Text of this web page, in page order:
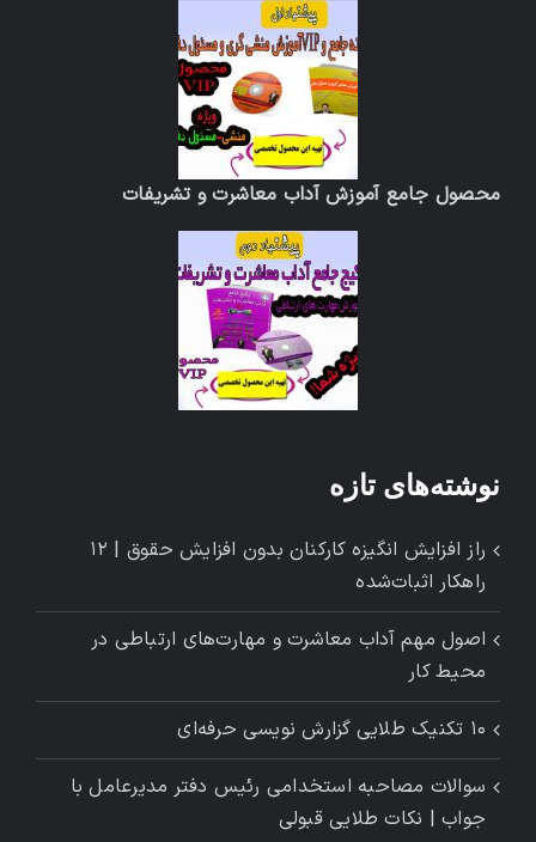
محصول جامع آموزش آداب معاشرت و تشریفات
نوشته‌های تازه
راز افزایش انگیزه کارکنان بدون افزایش حقوق | ۱۲
راهکار اثبات‌شده
اصول مهم آداب معاشرت و مهارت‌های ارتباطی در
محیط کار
۱۰ تکنیک طلایی گزارش ‌نویسی حرفه‌ای
سوالات مصاحبه استخدامی رئیس دفتر مدیرعامل با
جواب | نکات طلایی قبولی